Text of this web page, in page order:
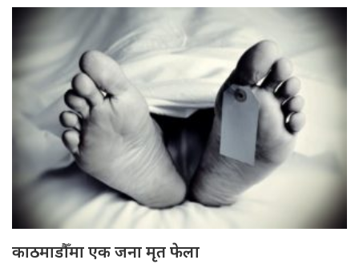
काठमाडौँमा एक जना मृत फेला